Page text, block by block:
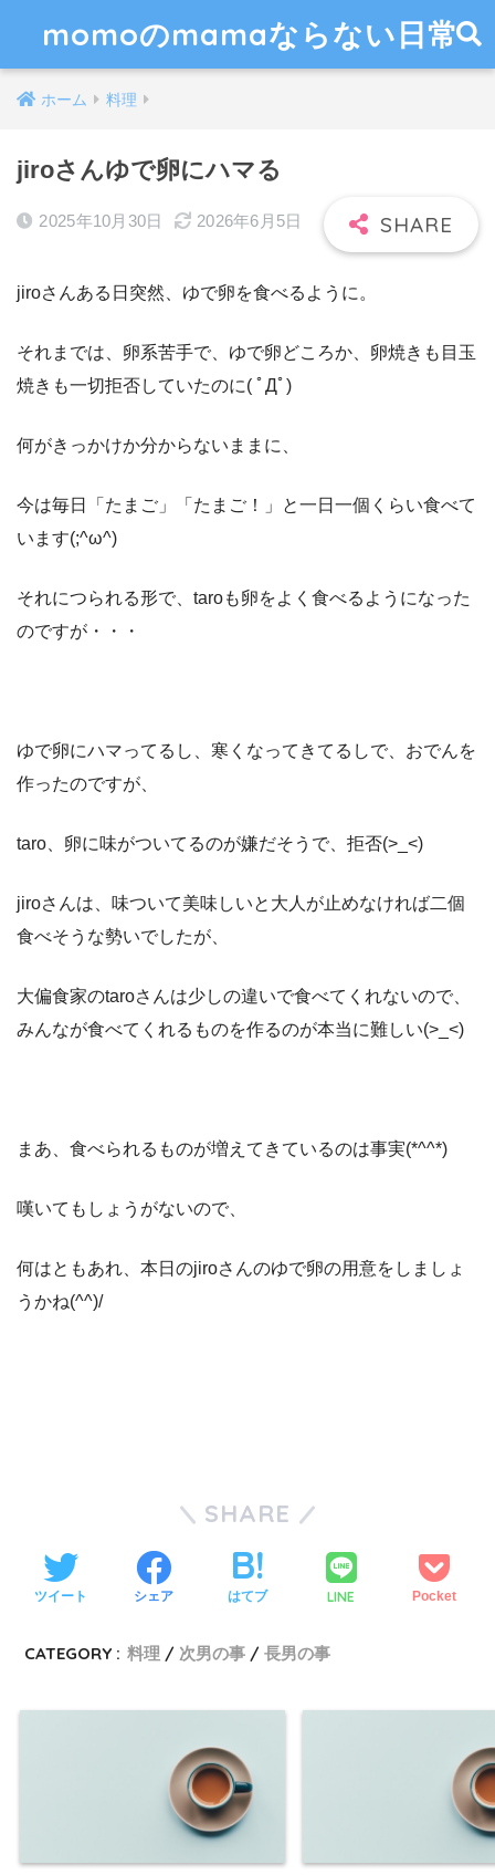
momoのmamaならない日常
ホーム 料理
jiroさんゆで卵にハマる
2025年10月30日 2026年6月5日
jiroさんある日突然、ゆで卵を食べるように。
それまでは、卵系苦手で、ゆで卵どころか、卵焼きも目玉
焼きも一切拒否していたのに( ﾟДﾟ)
何がきっかけか分からないままに、
今は毎日「たまご」「たまご！」と一日一個くらい食べて
います(;^ω^)
それにつられる形で、taroも卵をよく食べるようになった
のですが・・・
ゆで卵にハマってるし、寒くなってきてるしで、おでんを
作ったのですが、
taro、卵に味がついてるのが嫌だそうで、拒否(>_<)
jiroさんは、味ついて美味しいと大人が止めなければ二個
食べそうな勢いでしたが、
大偏食家のtaroさんは少しの違いで食べてくれないので、
みんなが食べてくれるものを作るのが本当に難しい(>_<)
まあ、食べられるものが増えてきているのは事実(*^^*)
嘆いてもしょうがないので、
何はともあれ、本日のjiroさんのゆで卵の用意をしましょ
うかね(^^)/
SHARE
ツイート シェア はてブ LINE Pocket
CATEGORY : 料理 次男の事 長男の事